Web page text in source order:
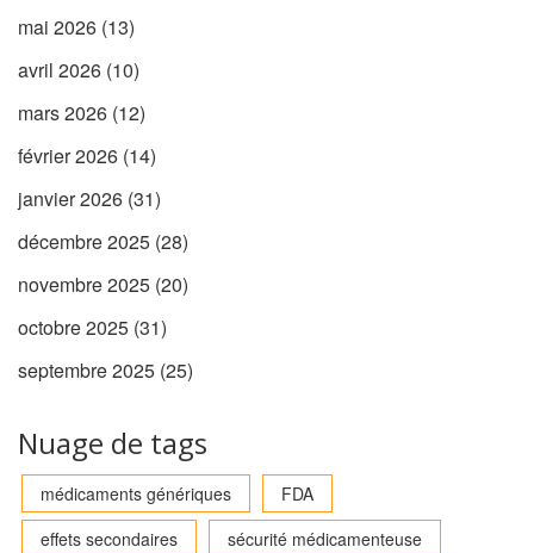
mai 2026 (13)
avril 2026 (10)
mars 2026 (12)
février 2026 (14)
janvier 2026 (31)
décembre 2025 (28)
novembre 2025 (20)
octobre 2025 (31)
septembre 2025 (25)
Nuage de tags
médicaments génériques
FDA
effets secondaires
sécurité médicamenteuse